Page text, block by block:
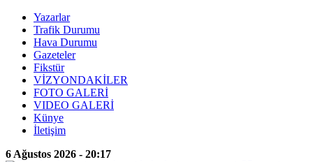
Yazarlar
Trafik Durumu
Hava Durumu
Gazeteler
Fikstür
VİZYONDAKİLER
FOTO GALERİ
VIDEO GALERİ
Künye
İletişim
6 Ağustos 2026 - 20:17